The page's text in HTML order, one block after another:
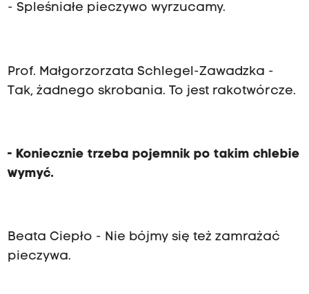
- Spleśniałe pieczywo wyrzucamy.
Prof. Małgorzorzata Schlegel -Zawadzka -
Tak, żadnego skrobania. To jest rakotwórcze.
- Koniecznie trzeba pojemnik po takim chlebie
wymyć.
Beata Ciepło - Nie bójmy się też zamrażać
pieczywa.